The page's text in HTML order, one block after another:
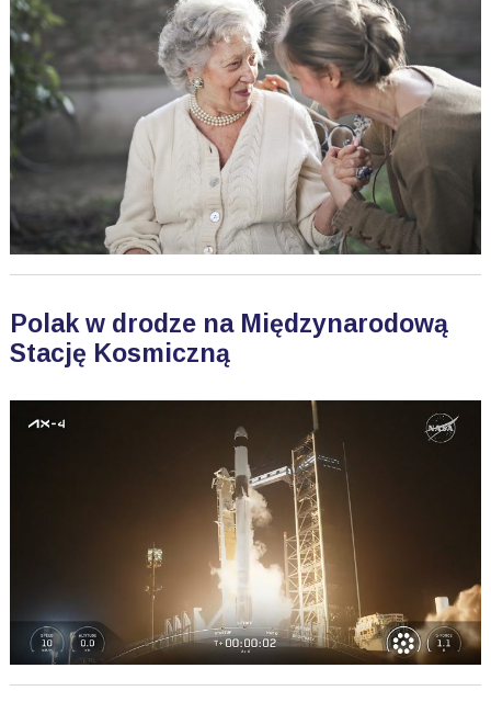
Polak w drodze na Międzynarodową
Stację Kosmiczną